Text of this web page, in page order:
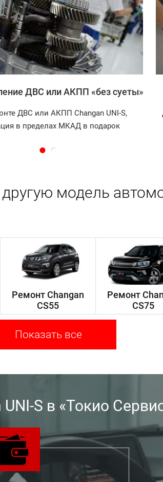
Записаться
ДВС или АКПП «без суеты»
ДВС или АКПП Changan UNI-S,
в пределах МКАД в подарок
модель
Ремонт Changan
CS55
Ремонт
CS75
Показать все
S в «Токио